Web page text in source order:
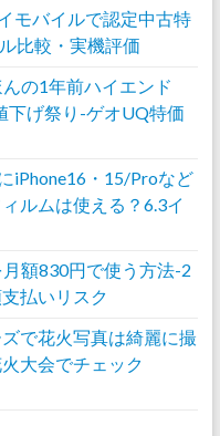
モバイルで認定中古特
比較・実機評価
の1年前ハイエンド
下げ祭り-ゲオUQ特価
iPhone16・15/Proなど
ルムは使える？6.3イ
額830円で使う方法-2
払いリスク
で花火写真は綺麗に撮
大会でチェック